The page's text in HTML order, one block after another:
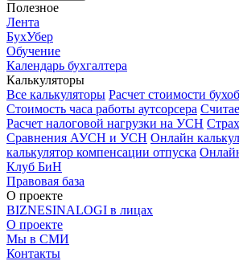
Полезное
Лента
БухУбер
Обучение
Календарь бухгалтера
Калькуляторы
Все калькуляторы Расчет стоимости
Стоимость часа работы аутсорсера
Расчет налоговой нагрузки на УСН
Сравнения АУСН и УСН Онлайн
калькулятор компенсации отпуска
Клуб БиН
Правовая база
О проекте
BIZNESINALOGI в лицах
О проекте
Мы в СМИ
Контакты